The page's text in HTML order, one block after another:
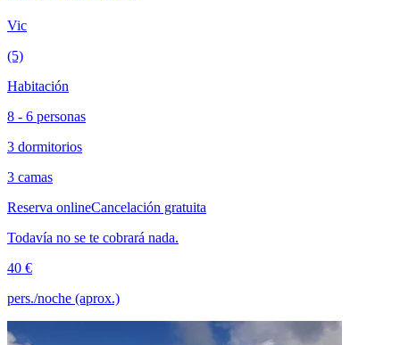
Vic
(5)
Habitación
8 - 6 personas
3 dormitorios
3 camas
Reserva onlineCancelación gratuita
Todavía no se te cobrará nada.
40 €
pers./noche (aprox.)